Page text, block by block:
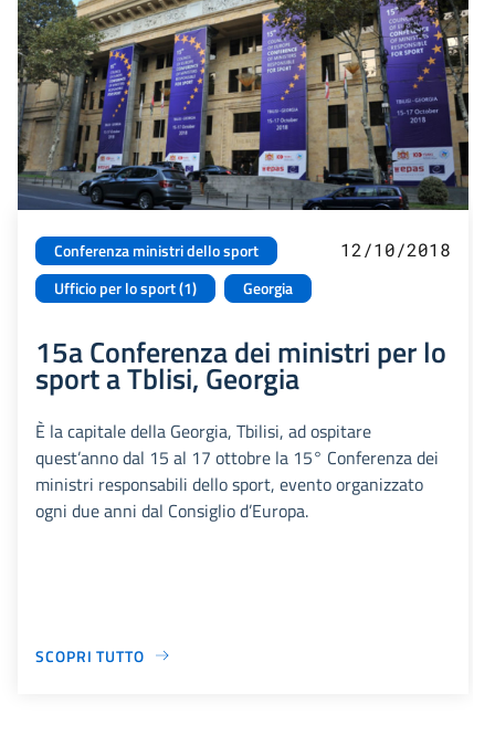
Conferenza ministri dello sport
Ufficio per lo sport (1)
Georgia
12/10/2018
15a Conferenza dei ministri per lo
sport a Tblisi, Georgia
È la capitale della Georgia, Tbilisi, ad ospitare
quest’anno dal 15 al 17 ottobre la 15° Conferenza dei
ministri responsabili dello sport, evento organizzato
ogni due anni dal Consiglio d’Europa.
SCOPRI TUTTO